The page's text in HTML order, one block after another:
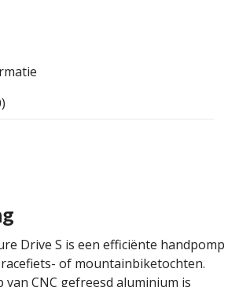
Drive S is een efficiënte handpomp
of mountainbiketochten.
van CNC gefreesd aluminium is